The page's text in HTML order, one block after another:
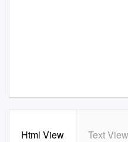
Html View Text View